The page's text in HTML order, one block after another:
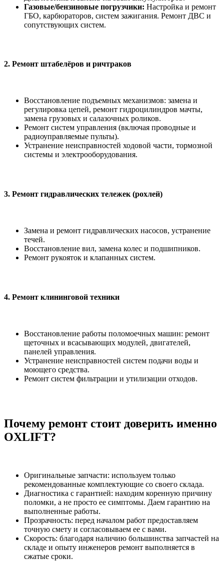
Газовые/бензиновые погрузчики: Настройка и ремонт
ГБО, карбюраторов, систем зажигания. Ремонт ДВС и
сопутствующих систем.
2. Ремонт штабелёров и ричтраков
Восстановление подъемных механизмов: замена и
регулировка цепей, ремонт гидроцилиндров мачты,
замена грузовых и салазочных роликов.
Ремонт систем управления (включая проводные и
радиоуправляемые пульты).
Устранение неисправностей ходовой части, тормозной
системы и электрооборудования.
3. Ремонт гидравлических тележек (рохлей)
Замена и ремонт гидравлических насосов, устранение
течей.
Восстановление вил, замена колес и подшипников.
Ремонт рукояток и клапанных систем.
4. Ремонт клининговой техники
Восстановление работы поломоечных машин: ремонт
щеточных и всасывающих модулей, двигателей,
панелей управления.
Устранение неисправностей систем подачи воды и
моющего средства.
Ремонт систем фильтрации и утилизации отходов.
Почему ремонт стоит доверить именно
OXLIFT?
Оригинальные запчасти: используем только
рекомендованные комплектующие со своего склада.
Диагностика с гарантией: находим коренную причину
поломки, а не просто ее симптомы. Даем гарантию на
выполненные работы.
Прозрачность: перед началом работ предоставляем
точную смету и согласовываем ее с вами.
Скорость: благодаря наличию большинства запчастей на
складе и опыту инженеров ремонт выполняется в
сжатые сроки.